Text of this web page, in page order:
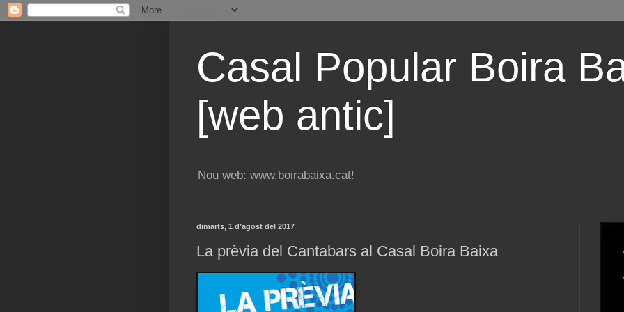
Casal Popular Boira
[web antic]
Nou web: www.boirabaixa.cat!
dimarts, 1 d’agost del 2017
La prèvia del Cantabars al Casal Boira Baixa